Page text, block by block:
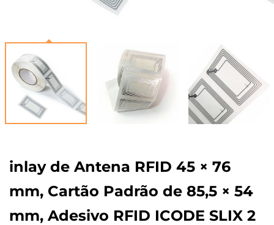
inlay de Antena RFID 45 × 76
mm, Cartão Padrão de 85,5 × 54
mm, Adesivo RFID ICODE SLIX 2